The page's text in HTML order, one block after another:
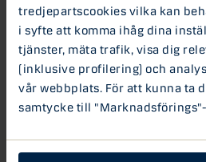
tredjepartscookies vilka kan
i syfte att komma ihåg dina
tjänster, mäta trafik, visa dig
(inklusive profilering) och
vår webbplats. För att kunna ta
samtycke till
EURUSD gappöppnade igår
socialdemokratiska delegaterna
för att börja förhandla med
regeringssamarbete. Nu
veckors förhandlingar innan en
komma på plats. EURUSD har
svagare mot USD och